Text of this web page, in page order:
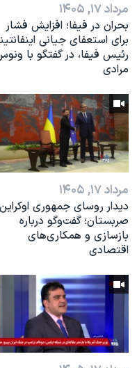
مرداد ۱۷, ۱۴۰۵
بحران در فیفا؛ افزایش فشار
برای استعفای جیانی
رئیس فیفا، در گفتگو با
مرادی
مرداد ۱۷, ۱۴۰۵
دیدار روسای جمهوری
صربستان؛ گفت‌وگو درباره
بازسازی و همکاری‌های
اقتصادی